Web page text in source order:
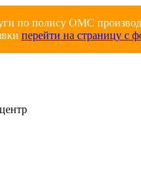
по полису ОМС
перейти на страницу с